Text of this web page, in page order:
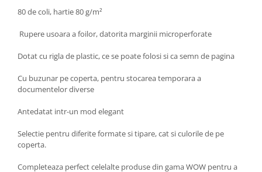
Accesorii pentru curatenie
Tipografie si stampile
Caiete si blocnotesuri
personalizate
Stampile, tusiere si tus
Protectia muncii si Imbracaminte
Tricouri
80 de coli, hartie 80 g/m²
Rupere usoara a foilor, datorita marginii microperforate
Dotat cu rigla de plastic, ce se poate folosi si ca semn de pagina
Cu buzunar pe coperta, pentru stocarea temporara a
documentelor diverse
Antedatat intr-un mod elegant
Selectie pentru diferite formate si tipare, cat si culorile de pe
coperta.
Completeaza perfect celelalte produse din gama WOW pentru a